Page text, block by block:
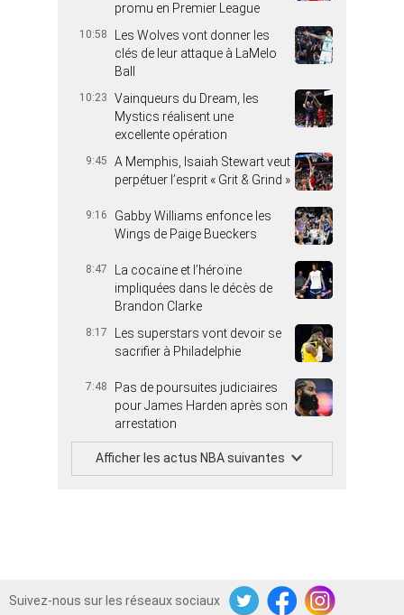
promu en Premier League
10:58
Les Wolves vont donner les
clés de leur attaque à LaMelo
Ball
10:23
Vainqueurs du Dream, les
Mystics réalisent une
excellente opération
9:45
A Memphis, Isaiah Stewart veut
perpétuer l’esprit « Grit & Grind »
9:16
Gabby Williams enfonce les
Wings de Paige Bueckers
8:47
La cocaïne et l’héroïne
impliquées dans le décès de
Brandon Clarke
8:17
Les superstars vont devoir se
sacrifier à Philadelphie
7:48
Pas de poursuites judiciaires
pour James Harden après son
arrestation
Afficher les actus NBA suivantes
Suivez-nous sur les réseaux sociaux
TwitterFacebookInstagram